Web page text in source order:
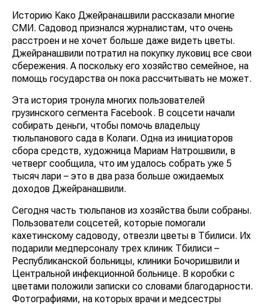
Историю Како Джейранашвили рассказали многие
СМИ. Садовод признался журналистам, что очень
расстроен и не хочет больше даже видеть цветы.
Джейранашвили потратил на покупку луковиц все свои
сбережения. А поскольку его хозяйство семейное, на
помощь государства он пока рассчитывать не может.
Эта история тронула многих пользователей
грузинского сегмента Facebook. В соцсети начали
собирать деньги, чтобы помочь владельцу
тюльпанового сада в Колаги. Одна из инициаторов
сбора средств, художница Мариам Натрошвили, в
четверг сообщила, что им удалось собрать уже 5
тысяч лари – это в два раза больше ожидаемых
доходов Джейранашвили.
Сегодня часть тюльпанов из хозяйства были собраны.
Пользователи соцсетей, которые помогали
кахетинскому садоводу, отвезли цветы в Тбилиси. Их
подарили медперсоналу трех клиник Тбилиси –
Республиканской больницы, клиники Бочоришвили и
Центральной инфекционной больнице. В коробки с
цветами положили записки со словами благодарности.
Фотографиями, на которых врачи и медсестры